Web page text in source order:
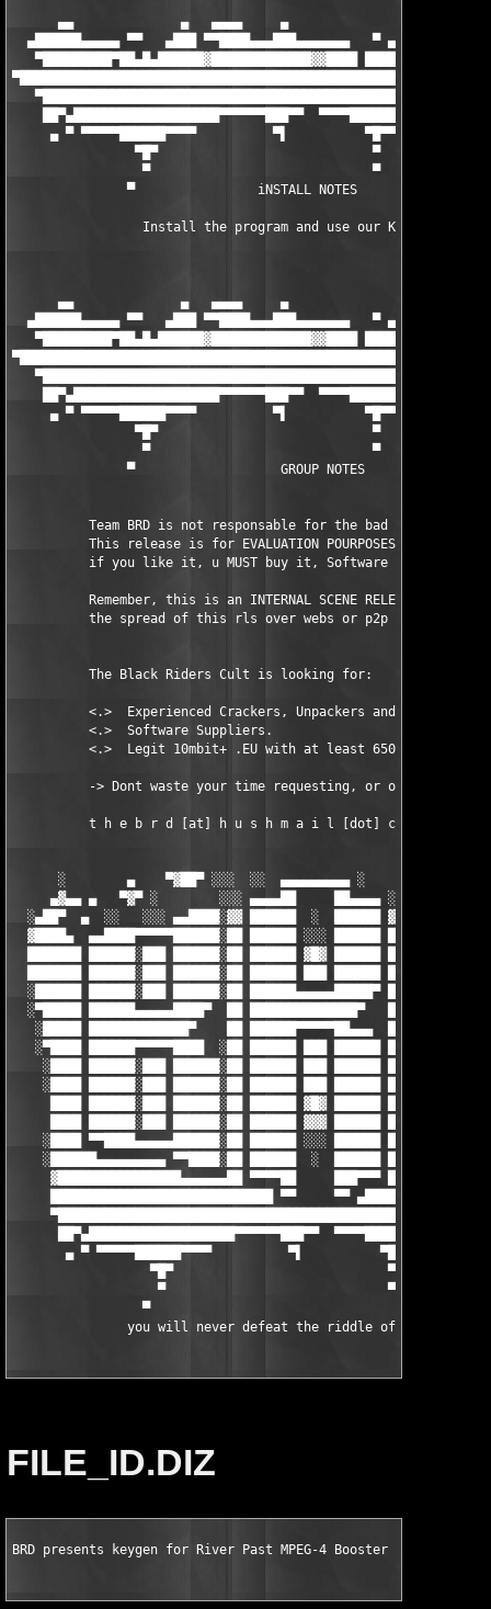
FILE_ID.DIZ
BRD presents keygen for River Past MPEG-4 Booster Pack 2.2.6